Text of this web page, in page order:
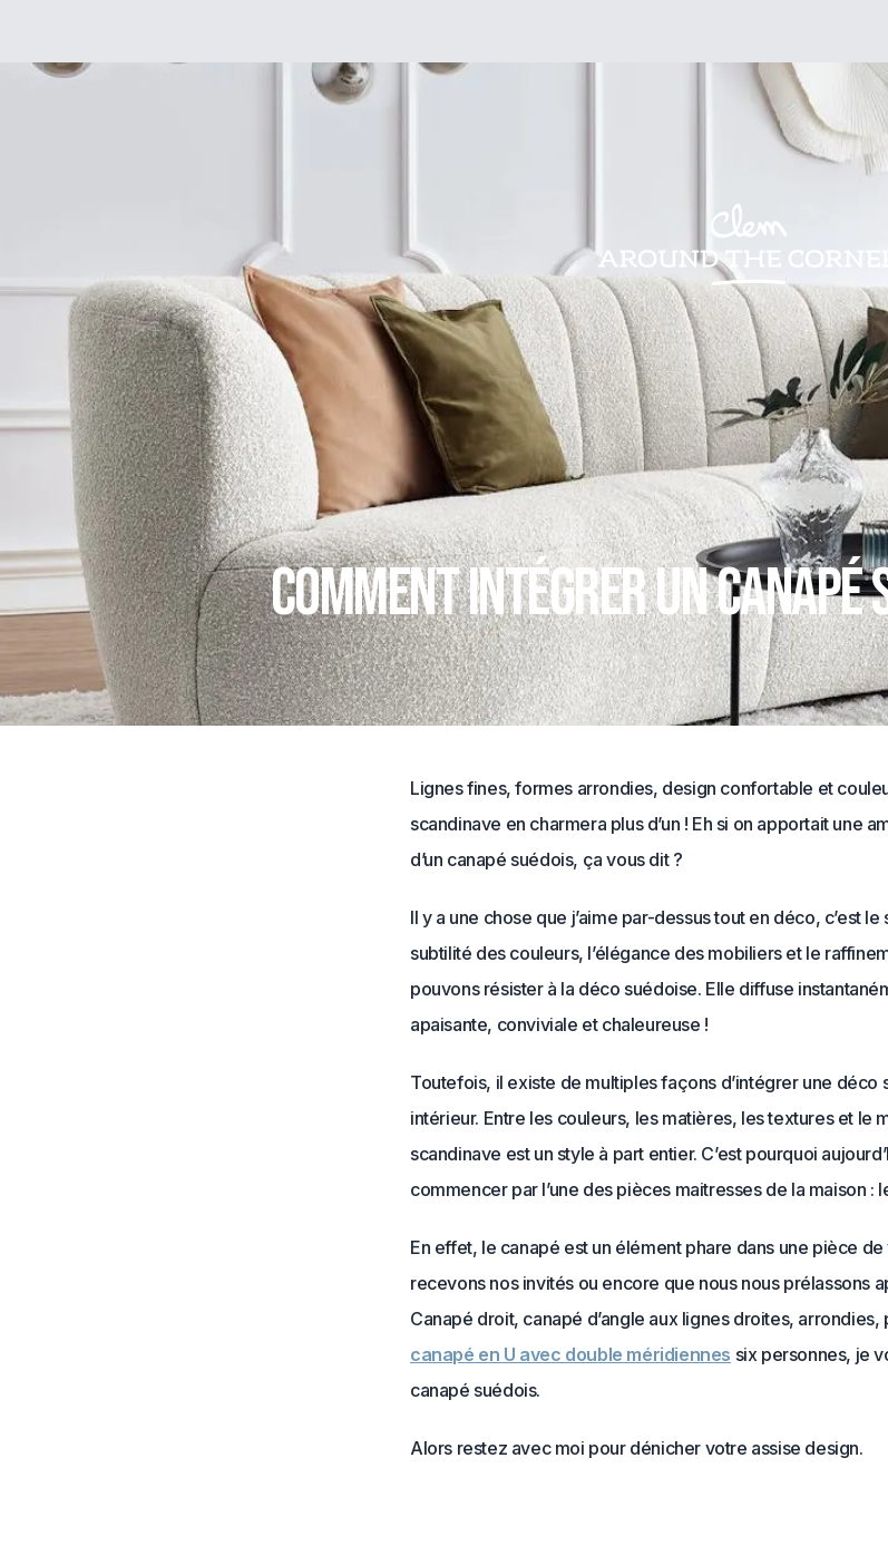
DÉCO
Comment intégrer un canapé
Lignes fines, formes arrondies, design confortable et
scandinave en charmera plus d’un ! Eh si on apportait une
d’un canapé suédois, ça vous dit ?
Il y a une chose que j’aime par-dessus tout en déco, c’est
subtilité des couleurs, l’élégance des mobiliers et le
pouvons résister à la déco suédoise. Elle diffuse
apaisante, conviviale et chaleureuse !
Toutefois, il existe de multiples façons d’intégrer une déco
intérieur. Entre les couleurs, les matières, les textures et le
scandinave est un style à part entier. C’est pourquoi
commencer par l’une des pièces maitresses de la maison :
En effet, le canapé est un élément phare dans une pièce de
recevons nos invités ou encore que nous nous prélassons
Canapé droit, canapé d’angle aux lignes droites,
canapé en U avec double méridiennes six personnes, je
canapé suédois.
Alors restez avec moi pour dénicher votre assise design.